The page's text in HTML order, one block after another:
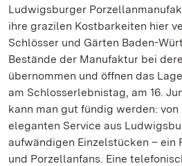
Ludwigsburger
ihre grazilen Kostbarkeiten hier
Schlösser und Gärten Baden-
Bestände der Manufaktur bei
übernommen und öffnen das
am Schlosserlebnistag, am 16.
kann man gut fündig werden:
eleganten Service aus
aufwändigen Einzelstücken – ein
und Porzellanfans. Eine